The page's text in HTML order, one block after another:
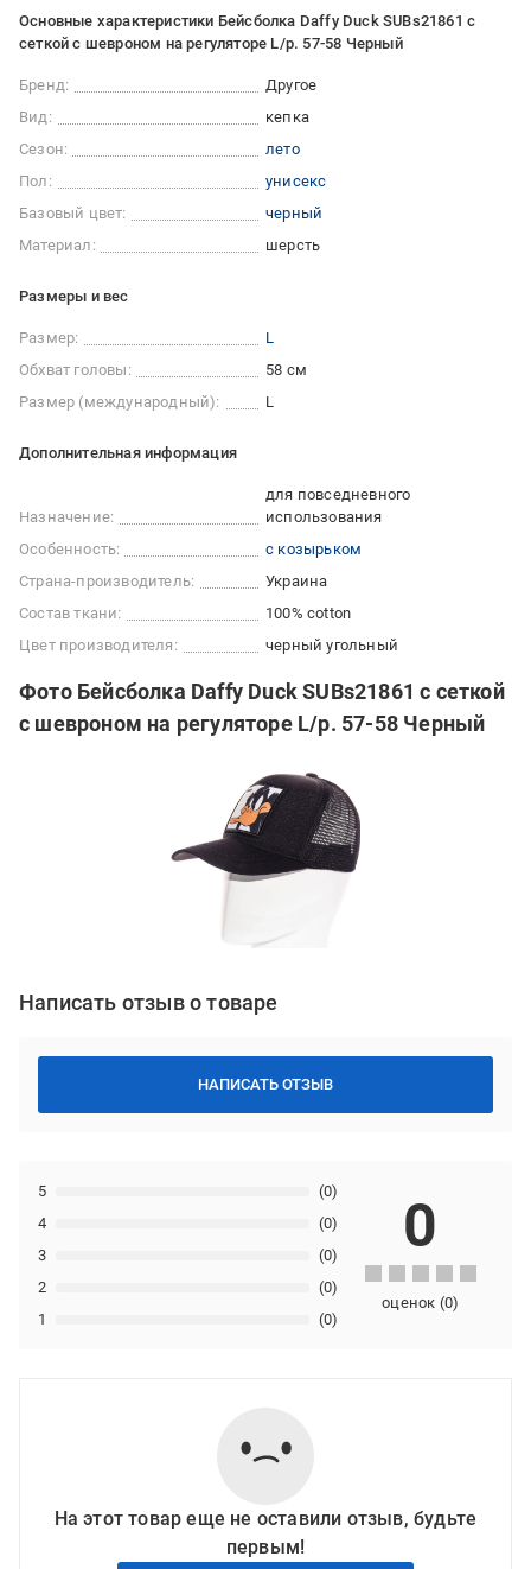
Основные характеристики Бейсболка Daffy Duck SUBs21861 с
сеткой с шевроном на регуляторе L/р. 57-58 Черный
Бренд:
Другое
Вид:
кепка
Сезон:
лето
Пол:
унисекс
Базовый цвет:
черный
Материал:
шерсть
Размеры и вес
Размер:
L
Обхват головы:
58 см
Размер (международный):
L
Дополнительная информация
Назначение:
для повседневного
использования
Особенность:
с козырьком
Страна-производитель:
Украина
Состав ткани:
100% cotton
Цвет производителя:
черный угольный
Фото Бейсболка Daffy Duck SUBs21861 с сеткой
с шевроном на регуляторе L/р. 57-58 Черный
Написать отзыв о товаре
НАПИСАТЬ ОТЗЫВ
1 (0)
2 (0)
3 (0)
4 (0)
5 (0)
0
оценок (0)
На этот товар еще не оставили отзыв, будьте
первым!